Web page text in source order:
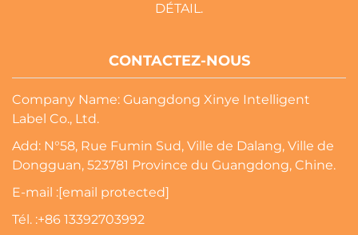
DÉTAIL.
CONTACTEZ-NOUS
Company Name: Guangdong Xinye Intelligent
Label Co., Ltd.
Add: N°58, Rue Fumin Sud, Ville de Dalang, Ville de
Dongguan, 523781 Province du Guangdong, Chine.
E-mail :[email protected]
Tél. :+86 13392703992